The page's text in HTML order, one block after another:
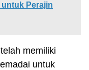
Perajin
memiliki
untuk